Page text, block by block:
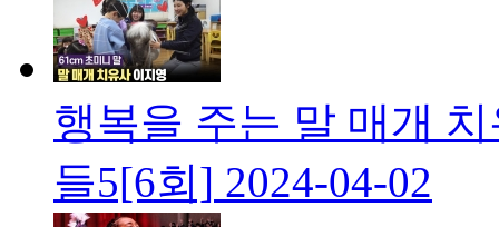
행복을 주는 말 매개
들5[6회] 2024-04-02